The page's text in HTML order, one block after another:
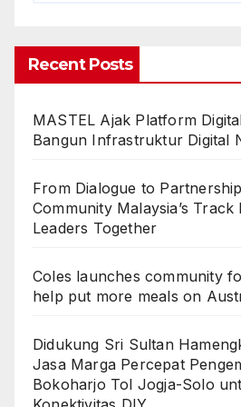
Recent Posts
MASTEL Ajak Platform
Bangun Infrastruktur Digital
From Dialogue to
Community Malaysia’s
Leaders Together
Coles launches community
help put more meals on
Didukung Sri Sultan
Jasa Marga Percepat
Bokoharjo Tol Jogja-Solo